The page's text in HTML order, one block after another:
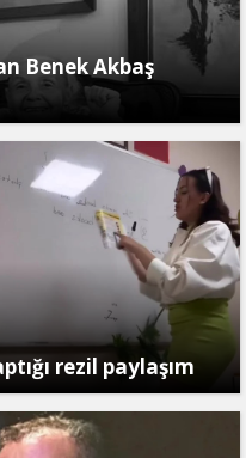
Benek Akbaş
rezil paylaşım